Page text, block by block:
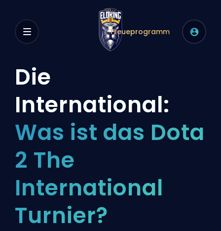
Treueprogramm
Die
International:
Was ist das Dota
2 The
International
Turnier?